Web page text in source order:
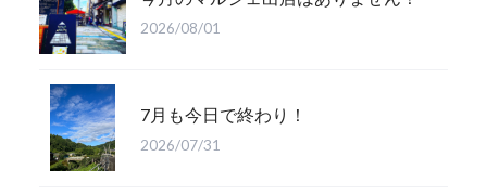
2026/08/01
7月も今日で終わり！
2026/07/31